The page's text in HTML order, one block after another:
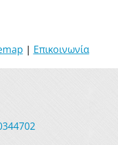
| Επικοινωνία